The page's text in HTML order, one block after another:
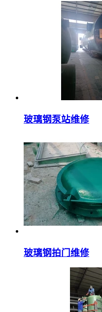
玻璃钢泵站维修
玻璃钢拍门维修